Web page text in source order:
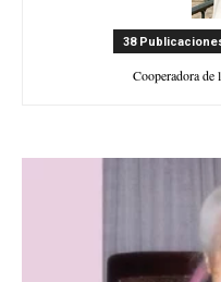
38
Cooperadora de